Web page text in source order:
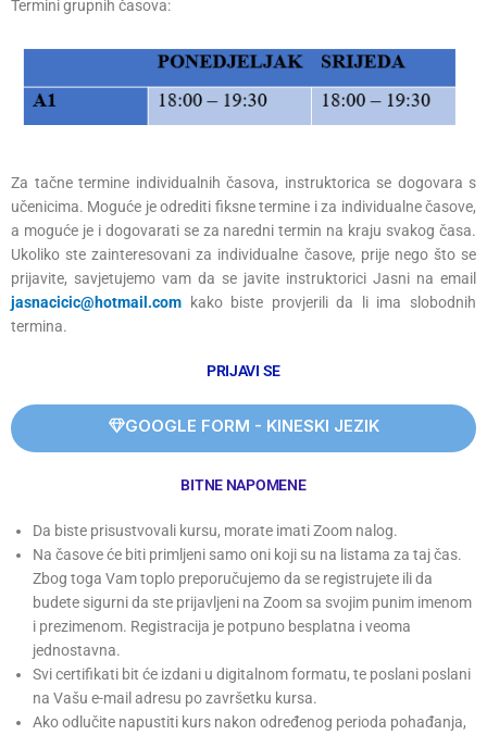
Termini grupnih časova:
Za tačne termine individualnih časova, instruktorica se dogovara s
učenicima. Moguće je odrediti fiksne termine i za individualne časove,
a moguće je i dogovarati se za naredni termin na kraju svakog časa.
Ukoliko ste zainteresovani za individualne časove, prije nego što se
prijavite, savjetujemo vam da se javite instruktorici Jasni na email
jasnacicic@hotmail.com kako biste provjerili da li ima slobodnih
termina.
PRIJAVI SE
GOOGLE FORM - KINESKI JEZIK
BITNE NAPOMENE
Da biste prisustvovali kursu, morate imati Zoom nalog.
Na časove će biti primljeni samo oni koji su na listama za taj čas.
Zbog toga Vam toplo preporučujemo da se registrujete ili da
budete sigurni da ste prijavljeni na Zoom sa svojim punim imenom
i prezimenom. Registracija je potpuno besplatna i veoma
jednostavna.
Svi certifikati bit će izdani u digitalnom formatu, te poslani poslani
na Vašu e-mail adresu po završetku kursa.
Ako odlučite napustiti kurs nakon određenog perioda pohađanja,